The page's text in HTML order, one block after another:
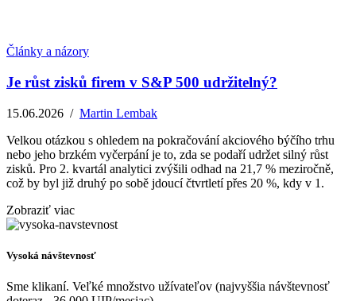
Články a názory
Je růst zisků firem v S&P 500 udržitelný?
15.06.2026 / Martin Lembak
Velkou otázkou s ohledem na pokračování akciového býčího trhu
nebo jeho brzkém vyčerpání je to, zda se podaří udržet silný růst
zisků. Pro 2. kvartál analytici zvýšili odhad na 21,7 % meziročně,
což by byl již druhý po sobě jdoucí čtvrtletí přes 20 %, kdy v 1.
Zobraziť viac
Vysoká návštevnosť
Sme klikaní. Veľké množstvo užívateľov (najvyššia návštevnosť